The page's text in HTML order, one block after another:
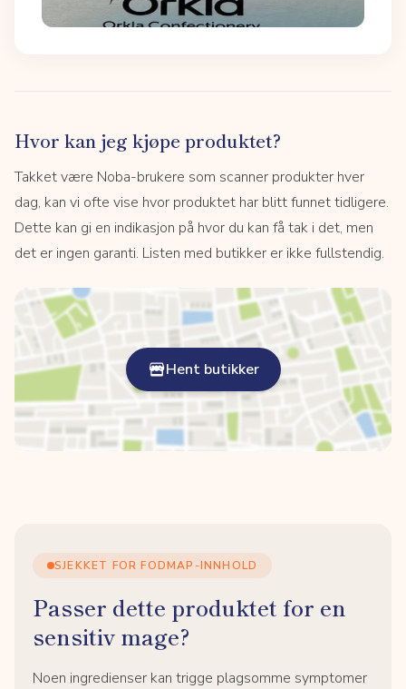
Hvor kan jeg kjøpe produktet?
Takket være Noba-brukere som scanner produkter hver
dag, kan vi ofte vise hvor produktet har blitt funnet tidligere.
Dette kan gi en indikasjon på hvor du kan få tak i det, men
det er ingen garanti. Listen med butikker er ikke fullstendig.
Hent butikker
SJEKKET FOR FODMAP-INNHOLD
Passer dette produktet for en
sensitiv mage?
Noen ingredienser kan trigge plagsomme symptomer